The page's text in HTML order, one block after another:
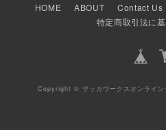
HOME ABOUT Contact Us
特定商取引法に
Copyright © ザッカワークスオンライ